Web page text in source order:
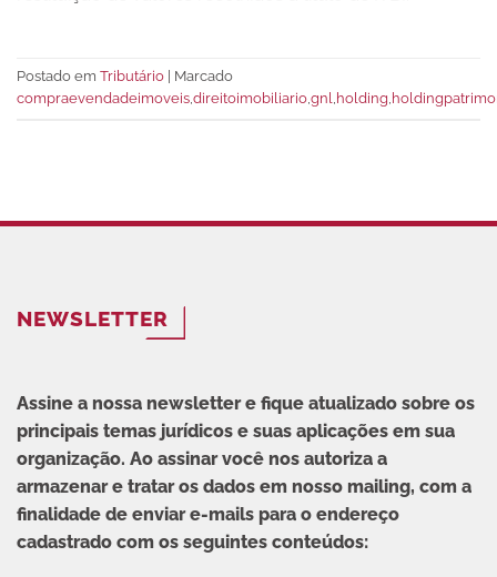
Postado em Tributário
Marcado
compraevendadeimoveis,direitoimobiliario,gnl, holding,
NEWSLETTER
Assine a nossa newsletter e fique atualizado sobre os
principais temas jurídicos e suas aplicações em sua
organização. Ao assinar você nos autoriza a
armazenar e tratar os dados em nosso mailing, com a
finalidade de enviar e-mails para o endereço
cadastrado com os seguintes conteúdos: